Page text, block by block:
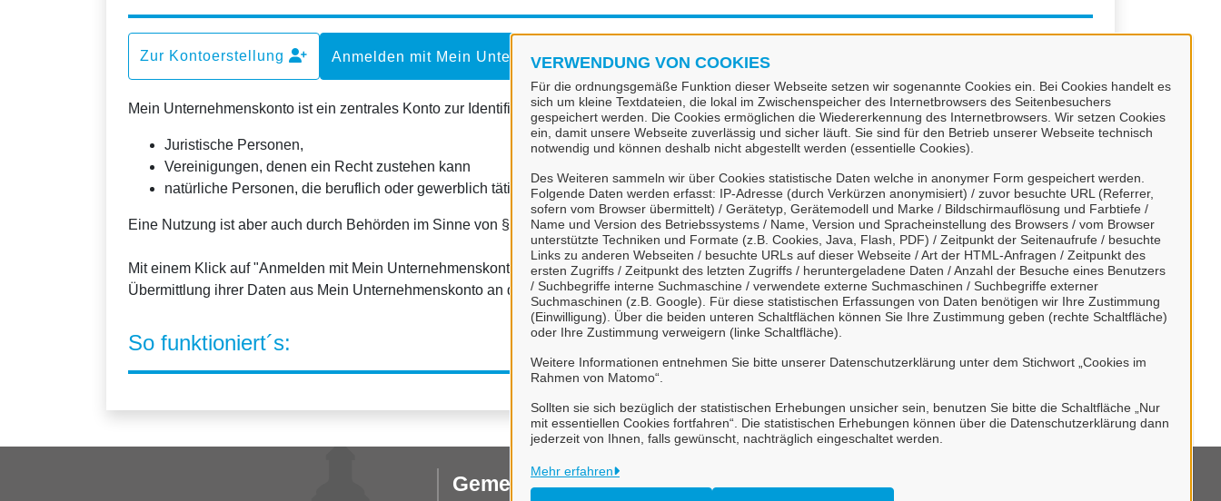
VERWENDUNG VON COOKIES
Für die ordnungsgemäße Funktion dieser Webseite setzen wir sogenannte Cookies ein. Bei Cookies handelt es
sich um kleine Textdateien, die lokal im Zwischenspeicher des Internetbrowsers des Seitenbesuchers
gespeichert werden. Die Cookies ermöglichen die Wiedererkennung des Internetbrowsers. Wir setzen Cookies
ein, damit unsere Webseite zuverlässig und sicher läuft. Sie sind für den Betrieb unserer Webseite technisch
notwendig und können deshalb nicht abgestellt werden (essentielle Cookies).
Des Weiteren sammeln wir über Cookies statistische Daten welche in anonymer Form gespeichert werden.
Folgende Daten werden erfasst: IP-Adresse (durch Verkürzen anonymisiert) / zuvor besuchte URL (Referrer,
sofern vom Browser übermittelt) / Gerätetyp, Gerätemodell und Marke / Bildschirmauflösung und Farbtiefe /
Name und Version des Betriebssystems / Name, Version und Spracheinstellung des Browsers / vom Browser
unterstützte Techniken und Formate (z.B. Cookies, Java, Flash, PDF) / Zeitpunkt der Seitenaufrufe / besuchte
Links zu anderen Webseiten / besuchte URLs auf dieser Webseite / Art der HTML-Anfragen / Zeitpunkt des
ersten Zugriffs / Zeitpunkt des letzten Zugriffs / heruntergeladene Daten / Anzahl der Besuche eines Benutzers
/ Suchbegriffe interne Suchmaschine / verwendete externe Suchmaschinen / Suchbegriffe externer
Suchmaschinen (z.B. Google). Für diese statistischen Erfassungen von Daten benötigen wir Ihre Zustimmung
(Einwilligung). Über die beiden unteren Schaltflächen können Sie Ihre Zustimmung geben (rechte Schaltfläche)
oder Ihre Zustimmung verweigern (linke Schaltfläche).
Weitere Informationen entnehmen Sie bitte unserer Datenschutzerklärung unter dem Stichwort „Cookies im
Rahmen von Matomo“.
Sollten sie sich bezüglich der statistischen Erhebungen unsicher sein, benutzen Sie bitte die Schaltfläche „Nur
mit essentiellen Cookies fortfahren“. Die statistischen Erhebungen können über die Datenschutzerklärung dann
jederzeit von Ihnen, falls gewünscht, nachträglich eingeschaltet werden.
Mehr erfahren
Anmelden mit Mein Unternehmenskonto
Zur Kontoerstellung
Mein Unternehmenskonto ist ein zentrales Konto zur Identifizierung von Organisationen, insbesondere:
Juristische Personen,
Vereinigungen, denen ein Recht zustehen kann
natürliche Personen, die beruflich oder gewerblich tätig sind.
Eine Nutzung ist aber auch durch Behörden im Sinne von § 1 Abs. 4 Verwaltungsverfahrensgesetz (VwVfG) möglich.
Mit einem Klick auf "Anmelden mit Mein Unternehmenskonto" haben Sie dieDatenschutzbestimmungen zur Kenntnis genommen und willigen der
Übermittlung ihrer Daten aus Mein Unternehmenskonto an das Bürgerportal Rhauderfehn ein.
So funktioniert´s:
Gemeinde Rhauderfehn Impressum